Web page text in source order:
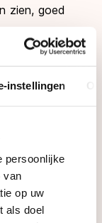
instellingen
persoonlijke
van
op uw
als doel
zien, goed
inspiratievolle
het concept
in de
en